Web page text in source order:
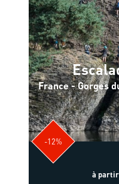
France - Gorges
-12%
à